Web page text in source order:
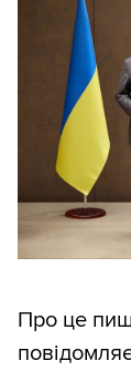
Про це